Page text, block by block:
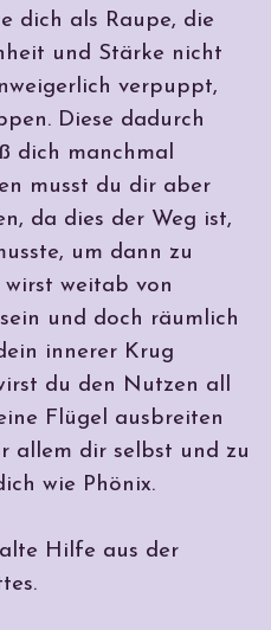
dich als Raupe, die
und Stärke nicht
verpuppt,
Diese dadurch
dich manchmal
musst du dir aber
da dies der Weg ist,
um dann zu
weitab von
und doch räumlich
innerer Krug
du den Nutzen all
Flügel ausbreiten
allem dir selbst und zu
wie Phönix.
Hilfe aus der